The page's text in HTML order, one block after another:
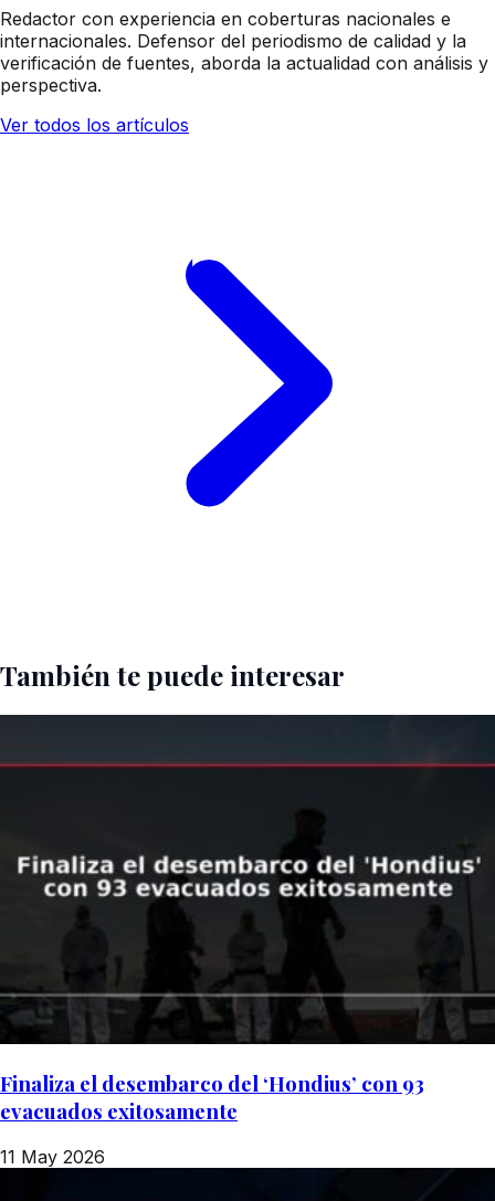
Redactor con experiencia en coberturas nacionales e
internacionales. Defensor del periodismo de calidad y la
verificación de fuentes, aborda la actualidad con análisis y
perspectiva.
Ver todos los artículos
También te puede interesar
Finaliza el desembarco del ‘Hondius’ con 93
evacuados exitosamente
11 May 2026